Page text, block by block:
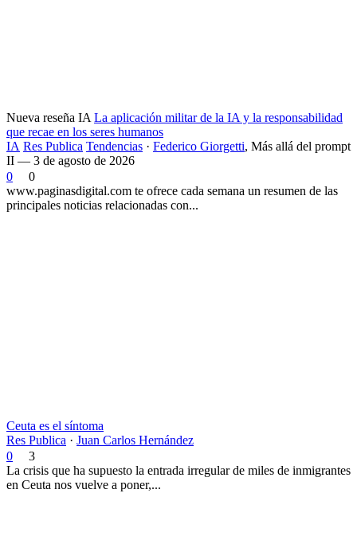
Nueva reseña IA La aplicación militar de la IA y la responsabilidad
que recae en los seres humanos
IA Res Publica Tendencias · Federico Giorgetti, Más allá del prompt
II — 3 de agosto de 2026
0
0
www.paginasdigital.com te ofrece cada semana un resumen de las
principales noticias relacionadas con...
Ceuta es el síntoma
Res Publica · Juan Carlos Hernández
0
3
La crisis que ha supuesto la entrada irregular de miles de inmigrantes
en Ceuta nos vuelve a poner,...